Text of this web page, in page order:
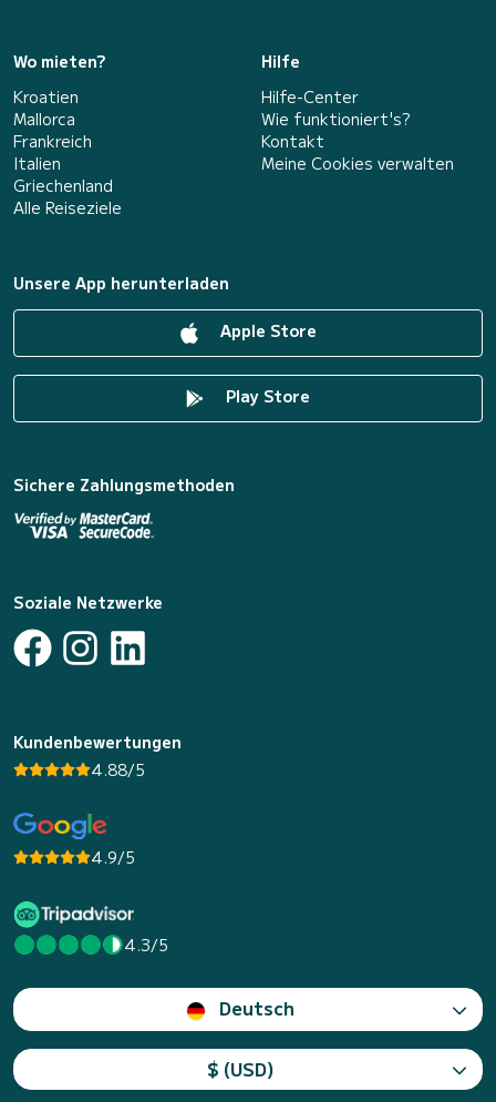
Wo mieten?
Kroatien
Mallorca
Frankreich
Italien
Griechenland
Alle Reiseziele
Hilfe
Hilfe-Center
Wie funktioniert's?
Kontakt
Meine Cookies verwalten
Unsere App herunterladen
Apple Store
Play Store
Sichere Zahlungsmethoden
Soziale Netzwerke
Kundenbewertungen
4.88/5
4.9/5
4.3/5
Deutsch
$ (USD)